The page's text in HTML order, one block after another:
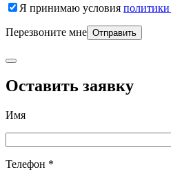
Я принимаю условия
Перезвоните мне
Оставить заявку
Имя
Телефон *